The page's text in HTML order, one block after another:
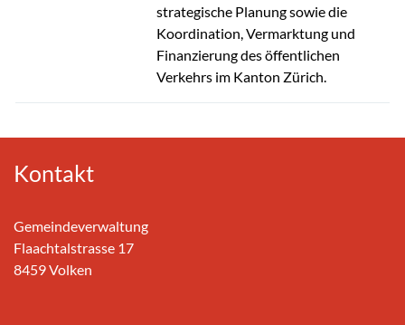
strategische Planung sowie die
Koordination, Vermarktung und
Finanzierung des öffentlichen
Verkehrs im Kanton Zürich.
Kontakt
Gemeindeverwaltung
Flaachtalstrasse 17
8459 Volken